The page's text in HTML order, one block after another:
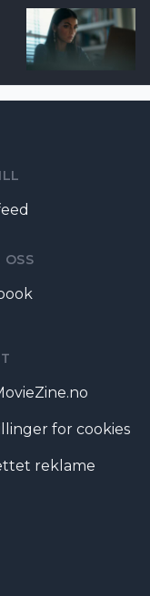
for cookies
reklame